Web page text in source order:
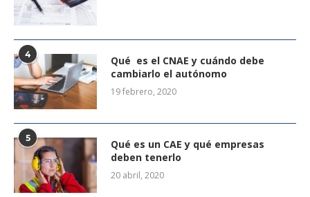
4
Qué es el CNAE y cuándo debe
cambiarlo el autónomo
19 febrero, 2020
5
Qué es un CAE y qué empresas
deben tenerlo
20 abril, 2020